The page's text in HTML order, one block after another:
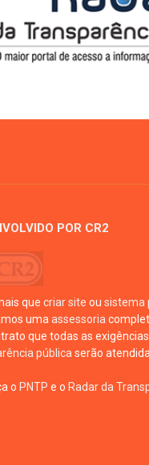
POR CR2
que criar site ou sistema
uma assessoria
que todas as
pública serão
o PNTP e o Radar da